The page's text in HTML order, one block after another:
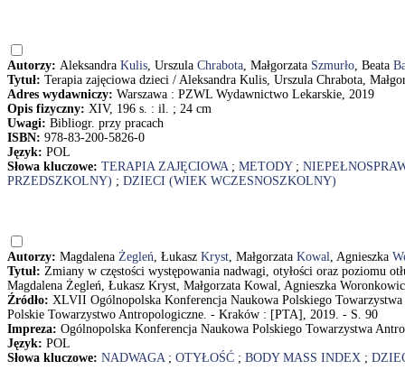
Autorzy: Aleksandra Kulis, Urszula Chrabota, Małgorzata Szmurło, Beata
Tytuł: Terapia zajęciowa dzieci / Aleksandra Kulis, Urszula Chrabota,
Adres wydawniczy: Warszawa : PZWL Wydawnictwo Lekarskie, 2019
Opis fizyczny: XIV, 196 s. : il. ; 24 cm
Uwagi: Bibliogr. przy pracach
ISBN: 978-83-200-5826-0
Język: POL
Słowa kluczowe: TERAPIA ZAJĘCIOWA; METODY;
PRZEDSZKOLNY) ; DZIECI (WIEK WCZESNOSZKOLNY)
Autorzy: Magdalena Żegleń, Łukasz Kryst, Małgorzata Kowal, Agnieszka
Tytuł: Zmiany w częstości występowania nadwagi, otyłości oraz poziomu
Magdalena Żegleń, Łukasz Kryst, Małgorzata Kowal, Agnieszka
Źródło: XLVII Ogólnopolska Konferencja Naukowa Polskiego
Polskie Towarzystwo Antropologiczne. - Kraków : [PTA], 2019. - S. 90
Impreza: Ogólnopolska Konferencja Naukowa Polskiego Towarzystwa
Język: POL
Słowa kluczowe: NADWAGA; OTYŁOŚĆ ; BODY MASS INDEX ;